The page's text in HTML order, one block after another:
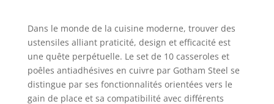
Dans le monde de la cuisine moderne, trouver des
ustensiles alliant praticité, design et efficacité est
une quête perpétuelle. Le set de 10 casseroles et
poêles antiadhésives en cuivre par Gotham Steel se
distingue par ses fonctionnalités orientées vers le
gain de place et sa compatibilité avec différents